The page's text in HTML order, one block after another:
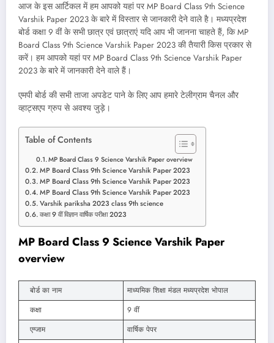
आज के इस आर्टिकल में हम आपको यहां पर MP Board Class 9th Science
Varshik Paper 2023 के बारे में विस्तार से जानकारी देने वाले है। मध्यप्रदेश
बोर्ड कक्षा 9 वीं के सभी छात्र एवं छात्राएं यदि आप भी जानना चाहते हैं, कि MP
Board Class 9th Science Varshik Paper 2023 की तैयारी किस प्रकार से
करें। हम आपको यहां पर MP Board Class 9th Science Varshik Paper
2023 के बारे में जानकारी देने वाले हैं।
एमपी बोर्ड की सभी ताजा अपडेट पाने के लिए आप हमारे टेलीग्राम चैनल और
व्हाट्सएप ग्रुप से अवश्य जुड़े।
Table of Contents
MP Board Class 9 Science Varshik Paper overview
MP Board Class 9th Science Varshik Paper 2023
MP Board Class 9th Science Varshik Paper 2023
MP Board Class 9th Science Varshik Paper 2023
Varshik pariksha 2023 class 9th science
कक्षा 9 वीं विज्ञान वार्षिक परीक्षा 2023
MP Board Class 9 Science Varshik Paper
overview
बोर्ड का नाम
माध्यमिक शिक्षा मंडल मध्यप्रदेश भोपाल
कक्षा
9 वीं
एग्जाम
वार्षिक पेपर